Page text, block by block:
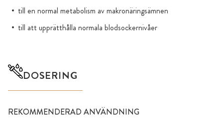
till en normal metabolism av makronäringsämnen
till att upprätthålla normala blodsockernivåer
DOSERING
REKOMMENDERAD ANVÄNDNING